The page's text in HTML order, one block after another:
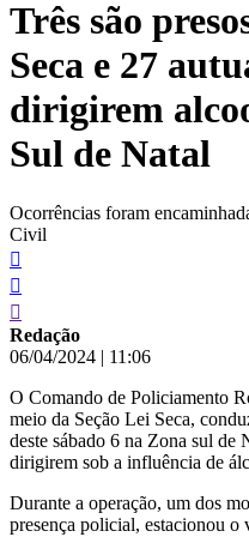
conteúdo
Três são
Seca e 27
dirigirem
Sul de Natal
Ocorrências foram
Civil
Redação
06/04/2024 | 11:06
O Comando de Policiamento
meio da Seção Lei Seca,
deste sábado 6 na Zona sul de
dirigirem sob a influência de
Durante a operação, um dos
presença policial, estacionou o